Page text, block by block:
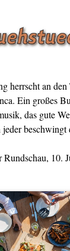
herrscht an
Ein großes
das gute
jeder
10.